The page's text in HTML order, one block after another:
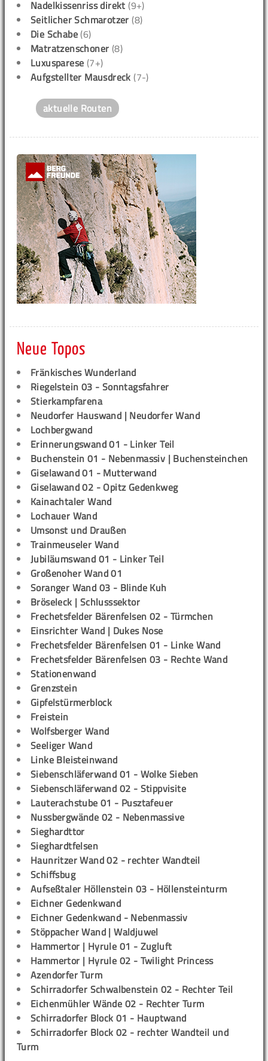
Nadelkissenriss direkt (9+)
Seitlicher Schmarotzer (8)
Die Schabe (6)
Matratzenschoner (8)
Luxusparese (7+)
Aufgstellter Mausdreck (7-)
aktuelle Routen
Neue Topos
Fränkisches Wunderland
Riegelstein 03 - Sonntagsfahrer
Stierkampfarena
Neudorfer Hauswand | Neudorfer Wand
Lochbergwand
Erinnerungswand 01 - Linker Teil
Buchenstein 01 - Nebenmassiv | Buchensteinchen
Giselawand 01 - Mutterwand
Giselawand 02 - Opitz Gedenkweg
Kainachtaler Wand
Lochauer Wand
Umsonst und Draußen
Trainmeuseler Wand
Jubiläumswand 01 - Linker Teil
Großenoher Wand 01
Soranger Wand 03 - Blinde Kuh
Bröseleck | Schlusssektor
Frechetsfelder Bärenfelsen 02 - Türmchen
Einsrichter Wand | Dukes Nose
Frechetsfelder Bärenfelsen 01 - Linke Wand
Frechetsfelder Bärenfelsen 03 - Rechte Wand
Stationenwand
Grenzstein
Gipfelstürmerblock
Freistein
Wolfsberger Wand
Seeliger Wand
Linke Bleisteinwand
Siebenschläferwand 01 - Wolke Sieben
Siebenschläferwand 02 - Stippvisite
Lauterachstube 01 - Pusztafeuer
Nussbergwände 02 - Nebenmassive
Sieghardttor
Sieghardtfelsen
Haunritzer Wand 02 - rechter Wandteil
Schiffsbug
Aufseßtaler Höllenstein 03 - Höllensteinturm
Eichner Gedenkwand
Eichner Gedenkwand - Nebenmassiv
Stöppacher Wand | Waldjuwel
Hammertor | Hyrule 01 - Zugluft
Hammertor | Hyrule 02 - Twilight Princess
Azendorfer Turm
Schirradorfer Schwalbenstein 02 - Rechter Teil
Eichenmühler Wände 02 - Rechter Turm
Schirradorfer Block 01 - Hauptwand
Schirradorfer Block 02 - rechter Wandteil und
Turm